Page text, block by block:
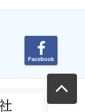
Facebook